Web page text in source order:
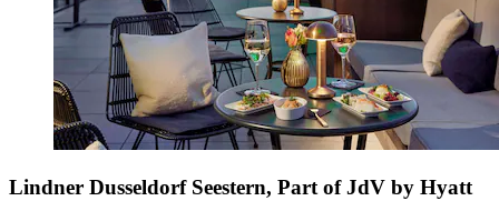
Lindner Dusseldorf Seestern, Part of JdV by Hyatt